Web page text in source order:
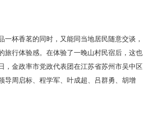
杯香茗的同时，又能同当地居民随意交谈，
旅行体验感。在体验了一晚山村民宿后，这也
，金政率市党政代表团在江苏省苏州市吴中区
导周启标、程学军、叶成超、吕群勇、胡增